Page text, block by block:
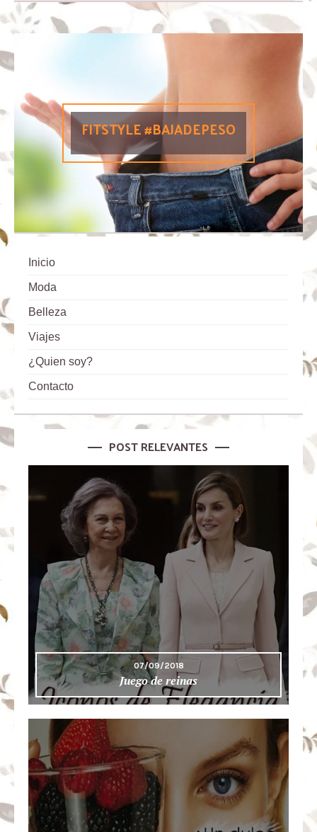
FITSTYLE #BAJADEPESO
Inicio
Moda
Belleza
Viajes
¿Quien soy?
Contacto
POST RELEVANTES
07/09/2018
Juego de reinas